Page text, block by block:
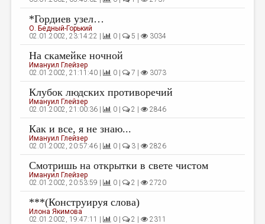
РЕЦЕНЗИРОВАНИЕ
ЦИКЛЫ ПУБЛИКАЦИЙ
ТРЕДИАКОВСКИЙ
МЕДИА
ВКОНТАКТЕ
*Гордиев узел…
О. Бедный-Горький
02.01.2002, 23:14:22 |
0 | 5 | 3034
На скамейке ночной
Имануил Глейзер
02.01.2002, 21:11:40 |
0 | 7 | 3073
Клубок людских противоречий
Имануил Глейзер
02.01.2002, 21:00:36 |
0 | 2 | 2846
Как и все, я не знаю...
Имануил Глейзер
02.01.2002, 20:57:46 |
0 | 3 | 2826
Смотришь на открытки в свете чистом
Имануил Глейзер
02.01.2002, 20:53:59 |
0 | 2 | 2720
***(Конструируя слова)
Илона Якимова
02.01.2002, 19:47:11 |
0 | 2 | 2311